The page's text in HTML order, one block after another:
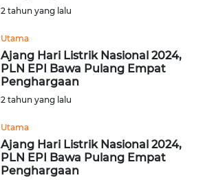
2 tahun yang lalu
Utama
Ajang Hari Listrik Nasional 2024,
PLN EPI Bawa Pulang Empat
Penghargaan
2 tahun yang lalu
Utama
Ajang Hari Listrik Nasional 2024,
PLN EPI Bawa Pulang Empat
Penghargaan